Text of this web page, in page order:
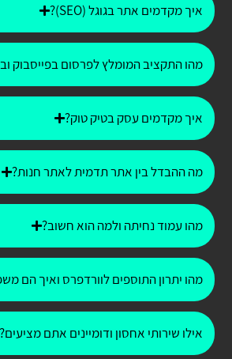
איך מקדמים אתר בגוגל (SEO)?
מהו התקציב המומלץ לפרסום בפייסבוק
איך מקדמים עסק בטיק טוק?
מה ההבדל בין אתר תדמית לאתר חנות?
מהו עמוד נחיתה ולמה הוא חשוב?
מהו יתרון התוספים לוורדפרס ואיך הם
אילו שירותי אחסון ודומיינים אתם